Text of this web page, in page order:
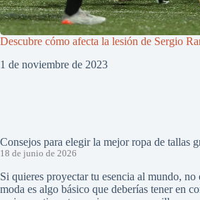
Descubre cómo afecta la lesión de Sergio
1 de noviembre de 2023
Consejos para elegir la mejor ropa de tallas
18 de junio de 2026
Si quieres proyectar tu esencia al mundo, no
moda es algo básico que deberías tener en